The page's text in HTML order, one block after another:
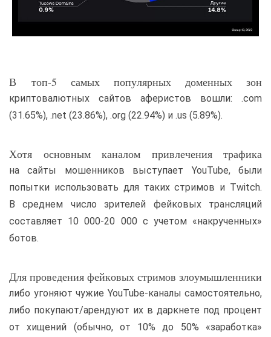
В топ-5 самых популярных доменных зон
криптовалютных сайтов аферистов вошли: .com
(31.65%), .net (23.86%), .org (22.94%) и .us (5.89%).
Хотя основным каналом привлечения трафика
на сайты мошенников выступает YouTube, были
попытки использовать для таких стримов и Twitch.
В среднем число зрителей фейковых трансляций
составляет 10 000-20 000 с учетом «накрученных»
ботов.
Для проведения фейковых стримов злоумышленники
либо угоняют чужие YouTube-каналы самостоятельно,
либо покупают/арендуют их в даркнете под процент
от хищений (обычно, от 10% до 50% «заработка»